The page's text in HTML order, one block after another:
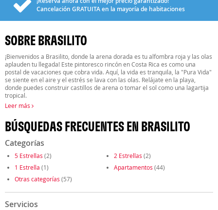
Cancelación GRATUITAen la mayoría de habitaciones
SOBRE BRASILITO
¡Bienvenidos a Brasilito, donde la arena dorada es tu alfombra roja y las olas
aplauden tu llegada! Este pintoresco rincón en Costa Rica es como una
postal de vacaciones que cobra vida. Aquí, la vida es tranquila, la "Pura Vida"
se siente en el aire y el estrés se lava con las olas. Relájate en la playa,
donde puedes construir castillos de arena o tomar el sol como una lagartija
tropical.
Leer más
BÚSQUEDAS FRECUENTES EN BRASILITO
Categorías
5 Estrellas (2) 2 Estrellas (2)
1 Estrella (1) Apartamentos (44)
Otras categorías (57)
Servicios